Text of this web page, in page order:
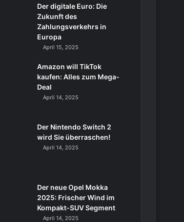
Der digitale Euro: Die
Zukunft des
Zahlungsverkehrs in
Europa
April 15, 2025
Amazon will TikTok
kaufen: Alles zum Mega-
Deal
April 14, 2025
Der Nintendo Switch 2
wird Sie überraschen!
April 14, 2025
Der neue Opel Mokka
2025: Frischer Wind im
Kompakt-SUV Segment
April 14, 2025